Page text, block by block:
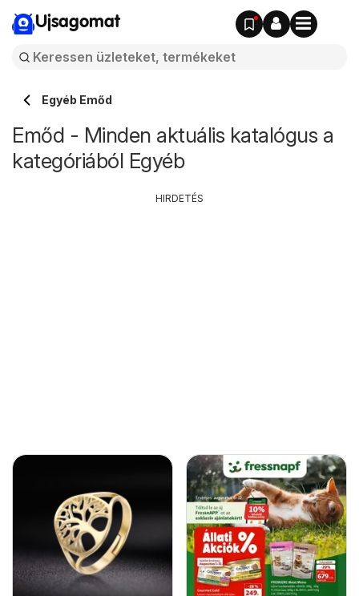
Ujsagomat
Egyéb Emőd
Emőd - Minden aktuális katalógus a
kategóriából Egyéb
HIRDETÉS